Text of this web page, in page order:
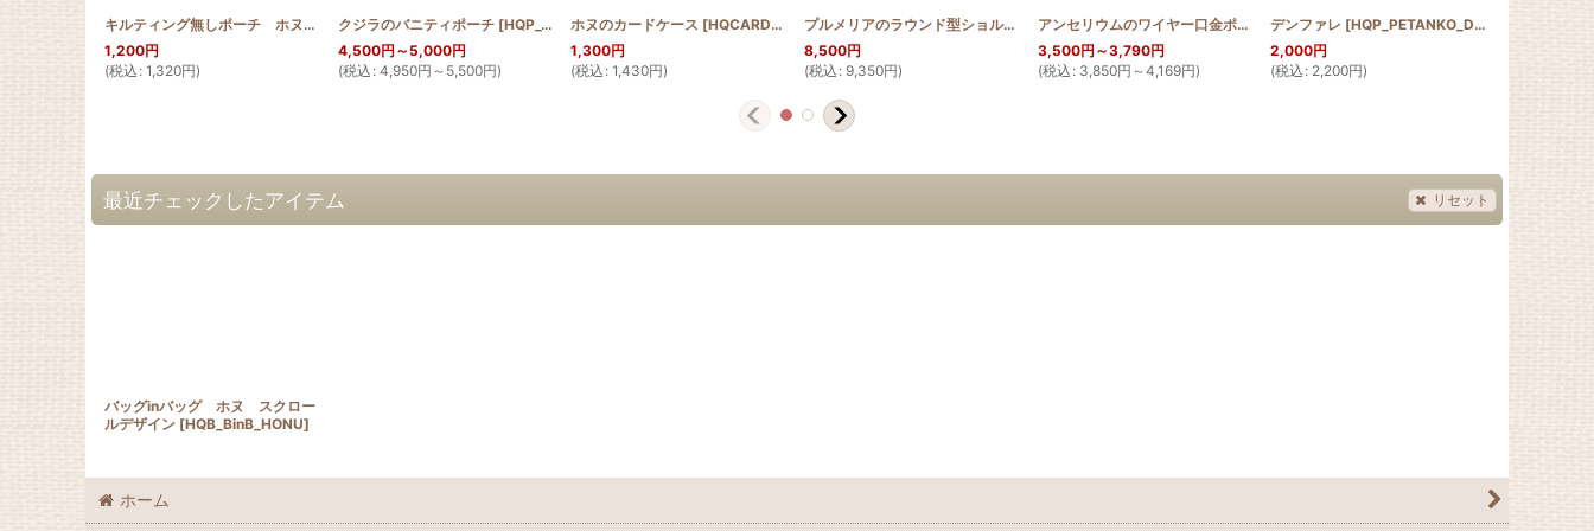
キルティング無しポーチ ホヌ スクロールデザイン [HQPP_SCROLL_HONU]
1,200円
(税込 : 1,320円)
クジラのバニティポーチ [HQP_V_KOHO
]
4,500円 ～5,000円
(税込 : 4,950円 ～5,500円)
ホヌのカードケース [HQCARD_HONU
]
1,300円
(税込 : 1,430円)
プルメリアのラウンド型ショルダーバッグ(ステンドグラスキルト) [SGQRB_PUL]
8,500円
(税込 : 9,350円)
アンセリウムのワイヤー口金ポーチ18cm [ HQWP_ANTH]
3,500円 ～3,790円
(税込 : 3,850円 ～4,169円)
デンファレ [HQP_PETANKO_DEN
2,000円
(税込 : 2,200円)
最近チェックしたアイテム リセット
バッグinバッグ ホヌ スクロー
ルデザイン [HQB_BinB_HONU]
ホーム